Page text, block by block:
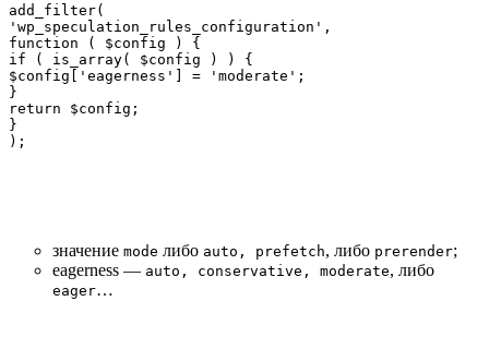
add_filter(
'wp_speculation_rules_configuration',
function ( $config ) {
if ( is_array( $config ) ) {
$config['eagerness'] = 'moderate';
}
return $config;
}
);
значение mode либо auto, prefetch, либо prerender;
eagerness — auto, conservative, moderate, либо
eager…